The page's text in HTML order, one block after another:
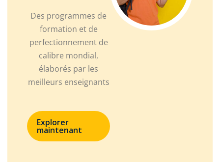
Des programmes de
formation et de
perfectionnement de
calibre mondial,
élaborés par les
meilleurs enseignants
Explorer
maintenant